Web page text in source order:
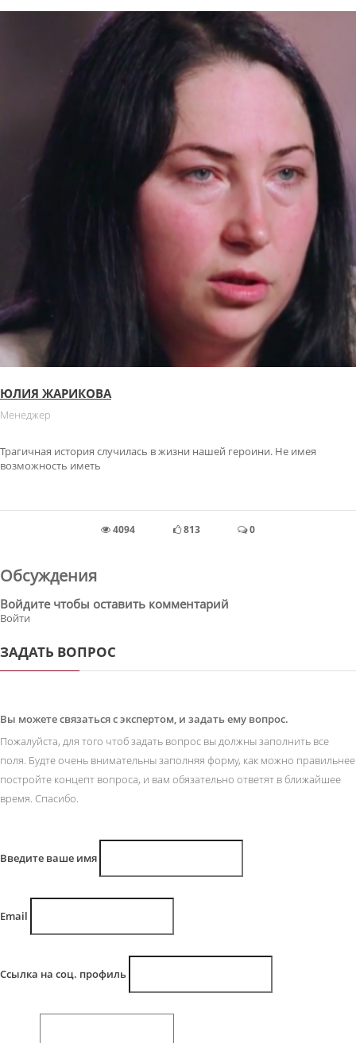
ЮЛИЯ ЖАРИКОВА
Менеджер
Трагичная история случилась в жизни нашей героини. Не имея
возможность иметь
4094 813 0
Обсуждения
Войдите чтобы оставить комментарий
Войти
ЗАДАТЬ ВОПРОС
Вы можете связаться с экспертом, и задать ему вопрос.
Пожалуйста, для того чтоб задать вопрос вы должны заполнить все
поля. Будте очень внимательны заполняя форму, как можно правильнее
постройте концепт вопроса, и вам обязательно ответят в ближайшее
время. Спасибо.
Введите ваше имя
Email
Ссылка на соц. профиль